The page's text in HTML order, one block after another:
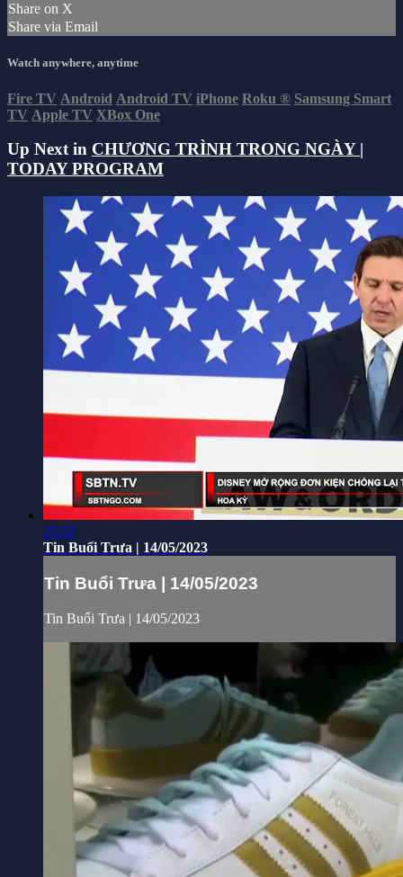
Share on X
Share via Email
Watch anywhere, anytime
Fire TV Android Android TV iPhone Roku ® Samsung Smart
TV Apple TV XBox One
Up Next in CHƯƠNG TRÌNH TRONG NGÀY |
TODAY PROGRAM
25:52
Tin Buổi Trưa | 14/05/2023
Tin Buổi Trưa | 14/05/2023
Tin Buổi Trưa | 14/05/2023